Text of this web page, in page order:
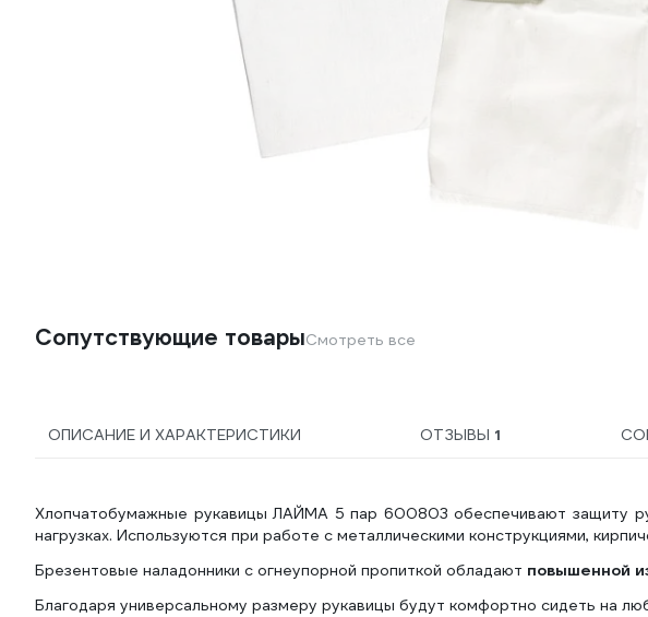
Сопутствующие товарыСмотреть все
ОПИСАНИЕ И ХАРАКТЕРИСТИКИ ОТЗЫВЫ 1
Хлопчатобумажные рукавицы ЛАЙМА 5 пар 600803 обеспечивают защиту
нагрузках. Используются при работе с металлическими конструкциями,
Брезентовые наладонники с огнеупорной пропиткой обладают повышенной
Благодаря универсальному размеру рукавицы будут комфортно сидеть на